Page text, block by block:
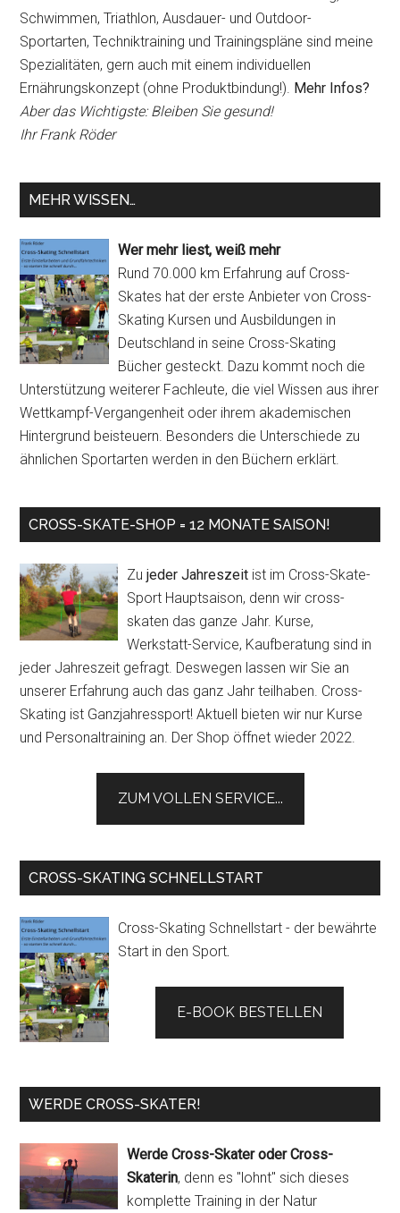
Schwimmen, Triathlon, Ausdauer- und Outdoor-
Sportarten, Techniktraining und Trainingspläne sind meine
Spezialitäten, gern auch mit einem individuellen
Ernährungskonzept (ohne Produktbindung!). Mehr Infos?
Aber das Wichtigste: Bleiben Sie gesund!
Ihr Frank Röder
MEHR WISSEN…
Wer mehr liest, weiß mehr
Rund 70.000 km Erfahrung auf Cross-
Skates hat der erste Anbieter von Cross-
Skating Kursen und Ausbildungen in
Deutschland in seine Cross-Skating
Bücher gesteckt. Dazu kommt noch die
Unterstützung weiterer Fachleute, die viel Wissen aus ihrer
Wettkampf-Vergangenheit oder ihrem akademischen
Hintergrund beisteuern. Besonders die Unterschiede zu
ähnlichen Sportarten werden in den Büchern erklärt.
CROSS-SKATE-SHOP = 12 MONATE SAISON!
Zujeder Jahreszeit ist im Cross-Skate-
Sport Hauptsaison, denn wir cross-
skaten das ganze Jahr. Kurse,
Werkstatt-Service, Kaufberatung sind in
jeder Jahreszeit gefragt. Deswegen lassen wir Sie an
unserer Erfahrung auch das ganz Jahr teilhaben. Cross-
Skating ist Ganzjahressport! Aktuell bieten wir nur Kurse
und Personaltraining an. Der Shop öffnet wieder 2022.
ZUM VOLLEN SERVICE...
CROSS-SKATING SCHNELLSTART
Cross-Skating Schnellstart - der bewährte
Start in den Sport.
E-BOOK BESTELLEN
WERDE CROSS-SKATER!
Werde Cross-Skater oder Cross-
Skaterin, denn es "lohnt" sich dieses
komplette Training in der Natur